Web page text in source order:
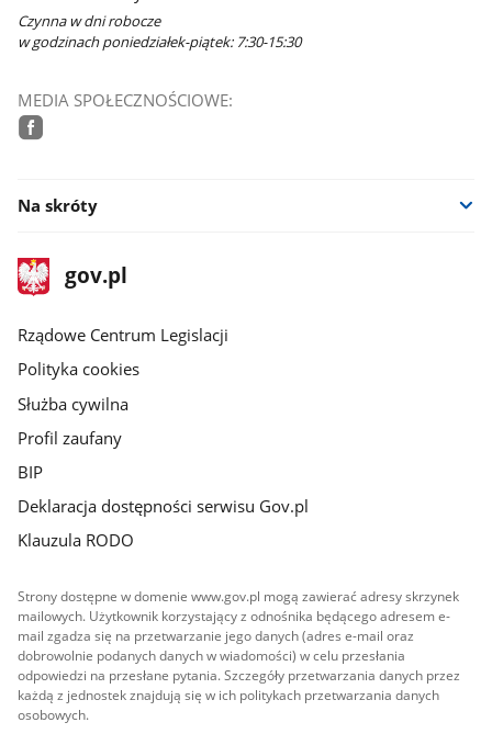
Czynna w dni robocze
w godzinach poniedziałek-piątek: 7:30-15:30
MEDIA SPOŁECZNOŚCIOWE:
Na skróty
stopka
gov.plStrona
gov.pl
Rządowe Centrum Legislacji
Polityka cookies
Służba cywilna
Profil zaufany
BIP
Deklaracja dostępności serwisu Gov.pl
Klauzula RODO
Strony dostępne w domenie www.gov.pl mogą zawierać adresy skrzynek
mailowych. Użytkownik korzystający z odnośnika będącego adresem e-
mail zgadza się na przetwarzanie jego danych (adres e-mail oraz
dobrowolnie podanych danych w wiadomości) w celu przesłania
odpowiedzi na przesłane pytania. Szczegóły przetwarzania danych przez
każdą z jednostek znajdują się w ich politykach przetwarzania danych
osobowych.